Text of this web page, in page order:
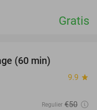
Gratis
(60 min)
9.9 star
Regulier €50